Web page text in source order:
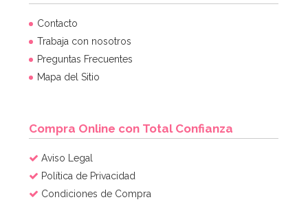
Contacto
Trabaja con nosotros
Preguntas Frecuentes
Mapa del Sitio
Compra Online con Total Confianza
Aviso Legal
Política de Privacidad
Condiciones de Compra